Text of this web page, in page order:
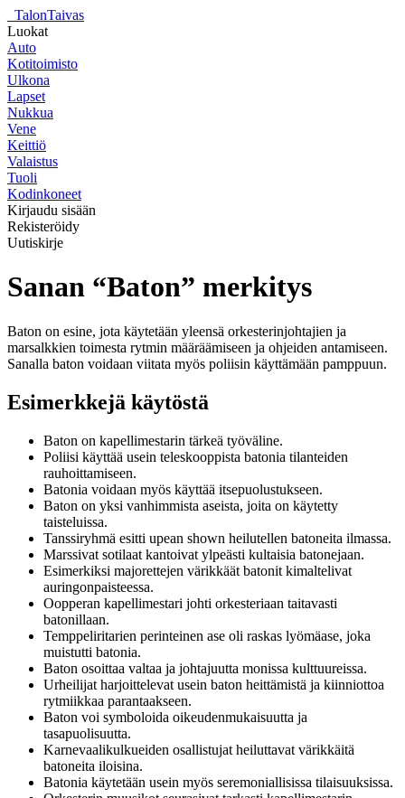
TalonTaivas
Luokat
Auto
Kotitoimisto
Ulkona
Lapset
Nukkua
Vene
Keittiö
Valaistus
Tuoli
Kodinkoneet
Kirjaudu sisään
Rekisteröidy
Uutiskirje
Sanan “Baton” merkitys
Baton on esine, jota käytetään yleensä orkesterinjohtajien ja
marsalkkien toimesta rytmin määräämiseen ja ohjeiden antamiseen.
Sanalla baton voidaan viitata myös poliisin käyttämään pamppuun.
Esimerkkejä käytöstä
Baton on kapellimestarin tärkeä työväline.
Poliisi käyttää usein teleskooppista batonia tilanteiden
rauhoittamiseen.
Batonia voidaan myös käyttää itsepuolustukseen.
Baton on yksi vanhimmista aseista, joita on käytetty
taisteluissa.
Tanssiryhmä esitti upean shown heilutellen batoneita ilmassa.
Marssivat sotilaat kantoivat ylpeästi kultaisia batonejaan.
Esimerkiksi majorettejen värikkäät batonit kimaltelivat
auringonpaisteessa.
Oopperan kapellimestari johti orkesteriaan taitavasti
batonillaan.
Temppeliritarien perinteinen ase oli raskas lyömäase, joka
muistutti batonia.
Baton osoittaa valtaa ja johtajuutta monissa kulttuureissa.
Urheilijat harjoittelevat usein baton heittämistä ja kiinniottoa
rytmiikkaa parantaakseen.
Baton voi symboloida oikeudenmukaisuutta ja
tasapuolisuutta.
Karnevaalikulkueiden osallistujat heiluttavat värikkäitä
batoneita iloisina.
Batonia käytetään usein myös seremoniallisissa tilaisuuksissa.